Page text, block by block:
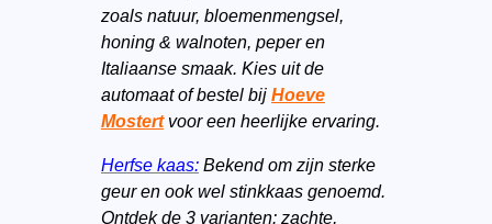
zoals natuur, bloemenmengsel,
honing & walnoten, peper en
Italiaanse smaak. Kies uit de
automaat of bestel bij Hoeve
Mostertvoor een heerlijke ervaring.
Herfse kaas:Bekend om zijn sterke
geur en ook wel stinkkaas genoemd.
Ontdek de 3 varianten: zachte,